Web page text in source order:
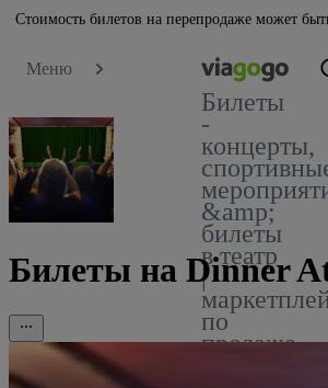
Стоимость билетов на перепродаже может
Меню
Билеты
-
концерты,
&amp;
билеты
в театр
|
по
продаже
Билеты на Dinner